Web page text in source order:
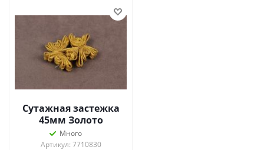
Сутажная застежка
45мм Золото
Много
Артикул: 7710830